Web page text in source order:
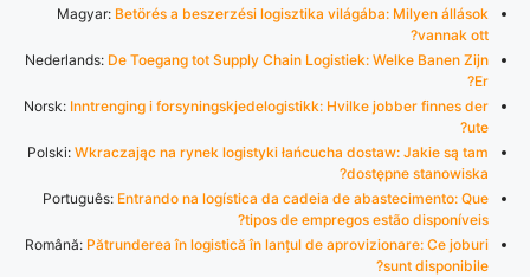
Magyar: Betörés a beszerzési logisztika világába: Milyen állások
vannak ott?
Nederlands: De Toegang tot Supply Chain Logistiek: Welke Banen Zijn
Er?
Norsk: Inntrenging i forsyningskjedelogistikk: Hvilke jobber finnes der
ute?
Polski: Wkraczając na rynek logistyki łańcucha dostaw: Jakie są tam
dostępne stanowiska?
Português: Entrando na logística da cadeia de abastecimento: Que
tipos de empregos estão disponíveis?
Română: Pătrunderea în logistică în lanțul de aprovizionare: Ce joburi
sunt disponibile?